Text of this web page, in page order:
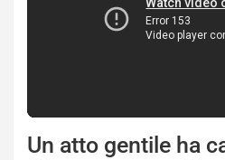
Un atto gentile ha